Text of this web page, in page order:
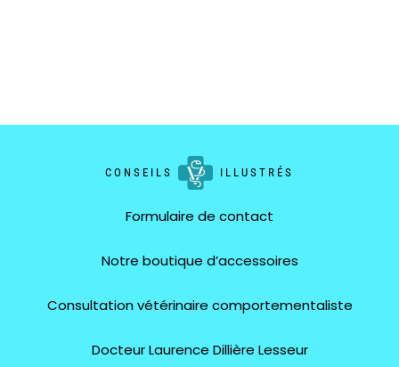
CONSEILS ILLUSTRÉS
Formulaire de contact
Notre boutique d’accessoires
Consultation vétérinaire comportementaliste
Docteur Laurence Dillière Lesseur